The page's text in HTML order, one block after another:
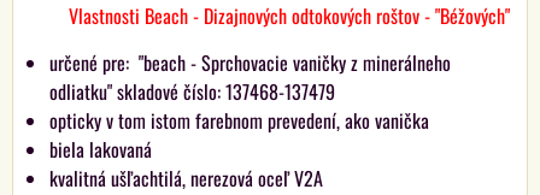
Vlastnosti Beach - Dizajnových odtokových roštov - "Béžových"
určené pre: "beach - Sprchovacie vaničky z minerálneho
odliatku" skladové číslo: 137468-137479
opticky v tom istom farebnom prevedení, ako vanička
biela lakovaná
kvalitná ušľachtilá, nerezová oceľ V2A